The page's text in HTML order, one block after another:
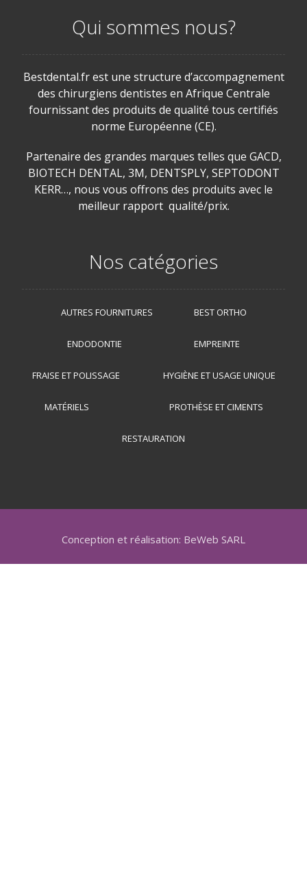
Qui sommes nous?
Bestdental.fr est une structure d’accompagnement
des chirurgiens dentistes en Afrique Centrale
fournissant des produits de qualité tous certifiés
norme Européenne (CE).
Partenaire des grandes marques telles que GACD,
BIOTECH DENTAL, 3M, DENTSPLY, SEPTODONT
KERR…, nous vous offrons des produits avec le
meilleur rapport qualité/prix.
Nos catégories
AUTRES FOURNITURES BEST ORTHO
ENDODONTIE EMPREINTE
FRAISE ET POLISSAGE HYGIÈNE ET USAGE UNIQUE
MATÉRIELS PROTHÈSE ET CIMENTS
RESTAURATION
Conception et réalisation: BeWeb SARL